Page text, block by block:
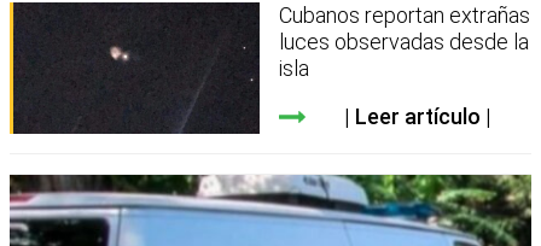
Cubanos reportan extrañas
luces observadas desde la
isla
Leer artículo